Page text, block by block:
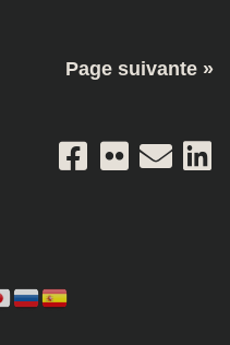
Page suivante »